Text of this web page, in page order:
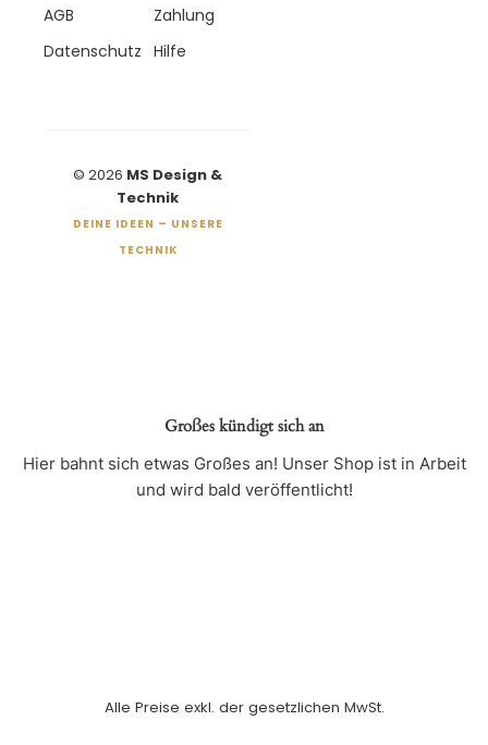
Großes kündigt sich an
Hier bahnt sich etwas Großes an! Unser Shop ist in Arbeit
und wird bald veröffentlicht!
AGB
Zahlung
Datenschutz Hilfe
© 2026 MS Design &
Technik
DEINE IDEEN – UNSERE
TECHNIK
Alle Preise exkl. der gesetzlichen MwSt.